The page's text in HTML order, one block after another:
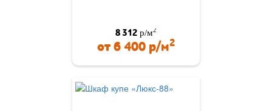
8 312 р/м2
от6 400 р/м2